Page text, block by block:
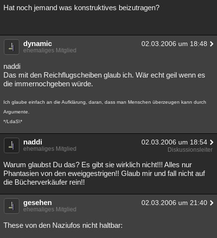
Musik Clash Verbesserungen Allmystery English
Übersichten
Besucht
Lesenswert Schlüsselwörter
Hat noch jemand was konstruktives beizutragen?
dynamic 02.03.2006 um 18:48
ehemaliges Mitglied
naddi
Das mit den Reichflugscheiben glaub ich. Wär echt geil wenn es
die immernochgeben würde.
Ich glaube einfach an die Aufklärung, daran, dass man Menschen überzeugen kann durch
Argumente.
*/LdaS\*
naddi 02.03.2006 um 18:54
ehemaliges Mitglied Diskussionsleiter
Warum glaubst Du das? Es gibt sie wirklich nicht!!! Alles nur
Phantasien von den eweiggestrigen!! Glaub mir und fall nicht auf
die Bücherverkäufer rein!!
gesehen 02.03.2006 um 21:40
ehemaliges Mitglied
These von den Naziufos nicht haltbar: